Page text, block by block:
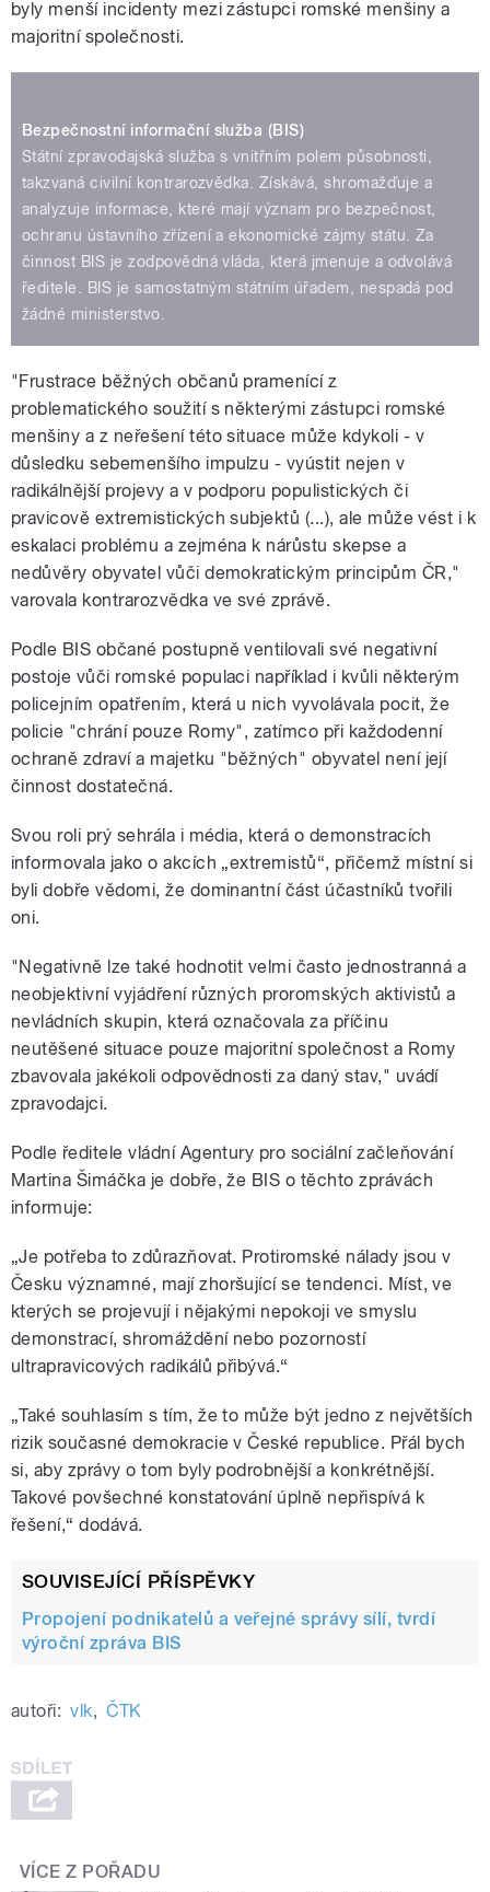
byly menší incidenty mezi zástupci romské menšiny a
majoritní společnosti.
Bezpečnostní informační služba (BIS)
Státní zpravodajská služba s vnitřním polem působnosti,
takzvaná civilní kontrarozvědka. Získává, shromažďuje a
analyzuje informace, které mají význam pro bezpečnost,
ochranu ústavního zřízení a ekonomické zájmy státu. Za
činnost BIS je zodpovědná vláda, která jmenuje a odvolává
ředitele. BIS je samostatným státním úřadem, nespadá pod
žádné ministerstvo.
"Frustrace běžných občanů pramenící z
problematického soužití s některými zástupci romské
menšiny a z neřešení této situace může kdykoli - v
důsledku sebemenšího impulzu - vyústit nejen v
radikálnější projevy a v podporu populistických či
pravicově extremistických subjektů (...), ale může vést i k
eskalaci problému a zejména k nárůstu skepse a
nedůvěry obyvatel vůči demokratickým principům ČR,"
varovala kontrarozvědka ve své zprávě.
Podle BIS občané postupně ventilovali své negativní
postoje vůči romské populaci například i kvůli některým
policejním opatřením, která u nich vyvolávala pocit, že
policie "chrání pouze Romy", zatímco při každodenní
ochraně zdraví a majetku "běžných" obyvatel není její
činnost dostatečná.
Svou roli prý sehrála i média, která o demonstracích
informovala jako o akcích „extremistů“, přičemž místní si
byli dobře vědomi, že dominantní část účastníků tvořili
oni.
"Negativně lze také hodnotit velmi často jednostranná a
neobjektivní vyjádření různých proromských aktivistů a
nevládních skupin, která označovala za příčinu
neutěšené situace pouze majoritní společnost a Romy
zbavovala jakékoli odpovědnosti za daný stav," uvádí
zpravodajci.
Podle ředitele vládní Agentury pro sociální začleňování
Martina Šimáčka je dobře, že BIS o těchto zprávách
informuje:
„Je potřeba to zdůrazňovat. Protiromské nálady jsou v
Česku významné, mají zhoršující se tendenci. Míst, ve
kterých se projevují i nějakými nepokoji ve smyslu
demonstrací, shromáždění nebo pozorností
ultrapravicových radikálů přibývá.“
„Také souhlasím s tím, že to může být jedno z největších
rizik současné demokracie v České republice. Přál bych
si, aby zprávy o tom byly podrobnější a konkrétnější.
Takové povšechné konstatování úplně nepřispívá k
řešení,“ dodává.
SOUVISEJÍCÍ PŘÍSPĚVKY
Propojení podnikatelů a veřejné správy sílí, tvrdí
výroční zpráva BIS
autoři: vlk, ČTK
VÍCE Z POŘADU